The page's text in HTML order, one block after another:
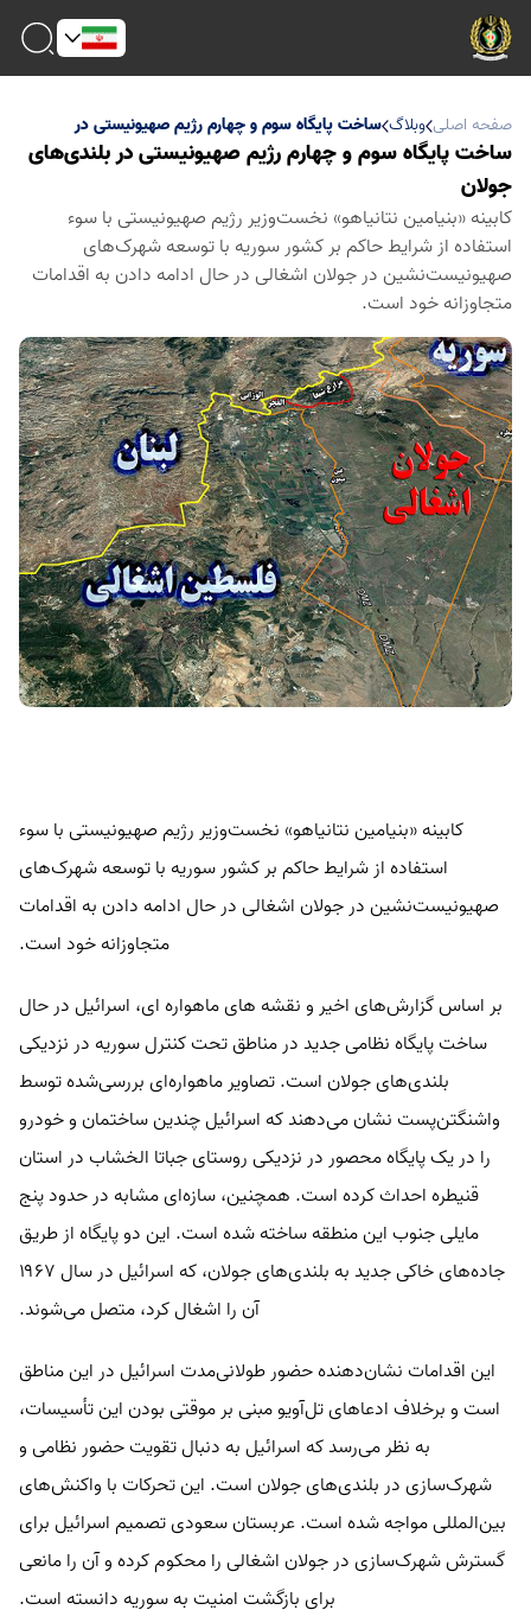
صفحه اصلی وبلاگ ساخت پایگاه سوم و چهارم رژیم صهیونیستی در
بلندی‌های جولان
ساخت پایگاه سوم و چهارم رژیم صهیونیستی در بلندی‌های
جولان
کابینه «بنیامین نتانیاهو» نخست‌وزیر رژیم صهیونیستی با سوء
استفاده از شرایط حاکم بر کشور سوریه با توسعه شهرک‌های
صهیونیست‌نشین در جولان اشغالی در حال ادامه دادن به اقدامات
متجاوزانه خود است.
کابینه «بنیامین نتانیاهو» نخست‌وزیر رژیم صهیونیستی با سوء
استفاده از شرایط حاکم بر کشور سوریه با توسعه شهرک‌های
صهیونیست‌نشین در جولان اشغالی در حال ادامه دادن به اقدامات
متجاوزانه خود است.
بر اساس گزارش‌های اخیر و نقشه های ماهواره ای، اسرائیل در حال
ساخت پایگاه‌ نظامی جدید در مناطق تحت کنترل سوریه در نزدیکی
بلندی‌های جولان است. تصاویر ماهواره‌ای بررسی‌شده توسط
واشنگتن‌پست نشان می‌دهند که اسرائیل چندین ساختمان و خودرو
را در یک پایگاه محصور در نزدیکی روستای جباتا الخشاب در استان
قنیطره احداث کرده است. همچنین، سازه‌ای مشابه در حدود پنج
مایلی جنوب این منطقه ساخته شده است. این دو پایگاه از طریق
جاده‌های خاکی جدید به بلندی‌های جولان، که اسرائیل در سال ۱۹۶۷
آن را اشغال کرد، متصل می‌شوند.
این اقدامات نشان‌دهنده حضور طولانی‌مدت اسرائیل در این مناطق
است و برخلاف ادعاهای تل‌آویو مبنی بر موقتی بودن این تأسیسات،
به نظر می‌رسد که اسرائیل به دنبال تقویت حضور نظامی و
شهرک‌سازی در بلندی‌های جولان است. این تحرکات با واکنش‌های
بین‌المللی مواجه شده است. عربستان سعودی تصمیم اسرائیل برای
گسترش شهرک‌سازی در جولان اشغالی را محکوم کرده و آن را مانعی
برای بازگشت امنیت به سوریه دانسته است.